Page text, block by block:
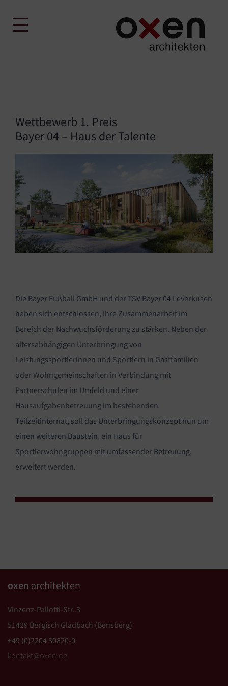
Wettbewerb 1. Preis
Bayer 04 – Haus der Talente
Die Bayer Fußball GmbH und der TSV Bayer 04 Leverkusen
haben sich entschlossen, ihre Zusammenarbeit im
Bereich der Nachwuchsförderung zu stärken. Neben der
altersabhängigen Unterbringung von
Leistungssportlerinnen und Sportlern in Gastfamilien
oder Wohngemeinschaften in Verbindung mit
Partnerschulen im Umfeld und einer
Hausaufgabenbetreuung im bestehenden
Teilzeitinternat, soll das Unterbringungskonzept nun um
einen weiteren Baustein, ein Haus für
Sportlerwohngruppen mit umfassender Betreuung,
erweitert werden.
oxen architekten
Vinzenz-Pallotti-Str. 3
51429 Bergisch Gladbach (Bensberg)
+49 (0)2204 30820-0
kontakt@oxen.de